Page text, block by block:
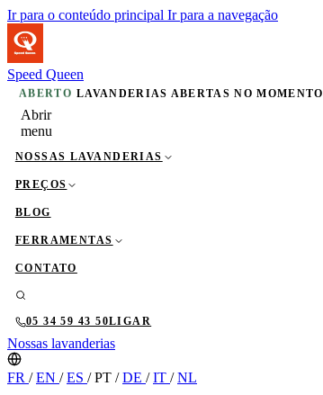
Ir para o conteúdo principal Ir para a navegação
Speed Queen
ABERTO LAVANDERIAS ABERTAS NO MOMENTO
Abrir
menu
NOSSAS LAVANDERIAS
PREÇOS
BLOG
FERRAMENTAS
CONTATO
05 34 59 43 50LIGAR
Nossas lavanderias
FR /EN /ES /PT /DE /IT /NL